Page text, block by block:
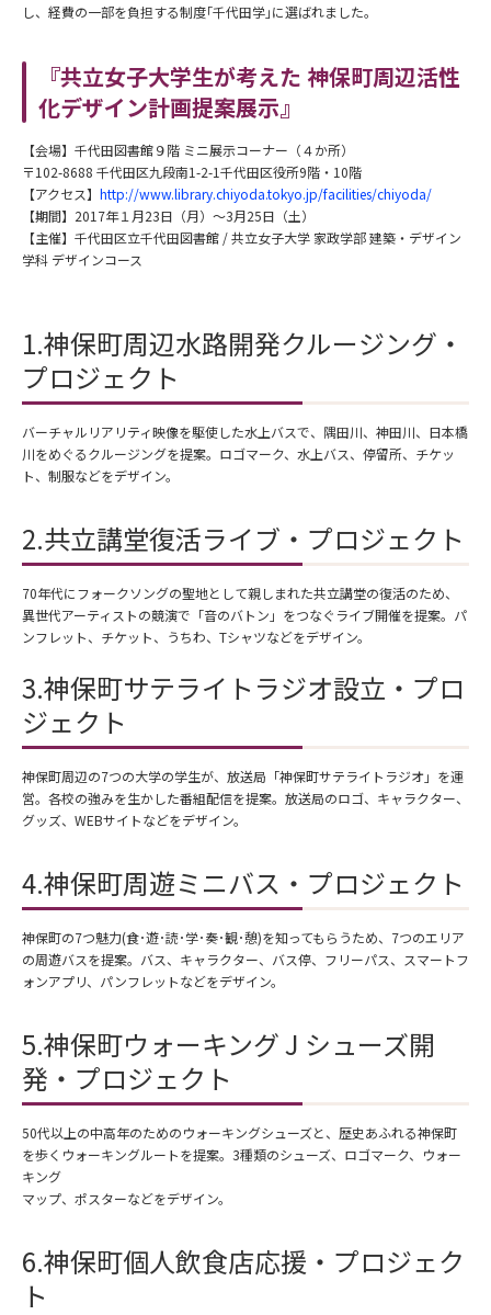
し、経費の一部を負担する制度｢千代田学｣に選ばれました。
『共立女子大学生が考えた 神保町周辺活性
化デザイン計画提案展示』
【会場】千代田図書館９階 ミニ展示コーナー（４か所）
〒102-8688 千代田区九段南1-2-1千代田区役所9階・10階
【アクセス】 http://www.library.chiyoda.tokyo.jp/facilities/chiyoda/
【期間】2017年１月23日（月）～3月25日（土）
【主催】千代田区立千代田図書館 / 共立女子大学 家政学部 建築・デザイン
学科 デザインコース
1.神保町周辺水路開発クルージング・
プロジェクト
バーチャルリアリティ映像を駆使した水上バスで、隅田川、神田川、日本橋
川をめぐるクルージングを提案。ロゴマーク、水上バス、停留所、チケッ
ト、制服などをデザイン。
2.共立講堂復活ライブ・プロジェクト
70年代にフォークソングの聖地として親しまれた共立講堂の復活のため、
異世代アーティストの競演で「音のバトン」をつなぐライブ開催を提案。パ
ンフレット、チケット、うちわ、Tシャツなどをデザイン。
3.神保町サテライトラジオ設立・プロ
ジェクト
神保町周辺の7つの大学の学生が、放送局「神保町サテライトラジオ」を運
営。各校の強みを生かした番組配信を提案。放送局のロゴ、キャラクター、
グッズ、WEBサイトなどをデザイン。
4.神保町周遊ミニバス・プロジェクト
神保町の7つ魅力(食･遊･読･学･奏･観･憩)を知ってもらうため、7つのエリア
の周遊バスを提案。バス、キャラクター、バス停、フリーパス、スマートフ
ォンアプリ、パンフレットなどをデザイン。
5.神保町ウォーキング J シューズ開
発・プロジェクト
50代以上の中高年のためのウォーキングシューズと、歴史あふれる神保町
を歩くウォーキングルートを提案。3種類のシューズ、ロゴマーク、ウォー
キング
マップ、ポスターなどをデザイン。
6.神保町個人飲食店応援・プロジェク
ト